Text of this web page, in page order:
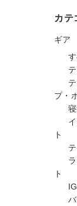
カテ
ギア
プ・
ト
ト